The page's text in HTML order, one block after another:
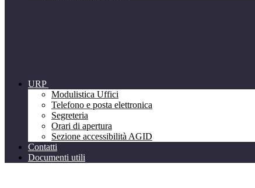
URP
Modulistica Uffici
Telefono e posta elettronica
Segreteria
Orari di apertura
Sezione accessibilità AGID
Contatti
Documenti utili